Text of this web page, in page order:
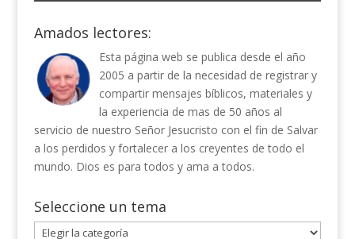
Amados lectores:
Esta página web se publica desde el año
2005 a partir de la necesidad de registrar y
compartir mensajes bíblicos, materiales y
la experiencia de mas de 50 años al
servicio de nuestro Señor Jesucristo con el fin de Salvar
a los perdidos y fortalecer a los creyentes de todo el
mundo. Dios es para todos y ama a todos.
Seleccione un tema
Seleccione